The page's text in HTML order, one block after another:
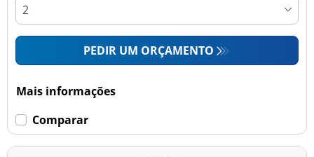
PEDIR UM ORÇAMENTO
Mais informações
Comparar